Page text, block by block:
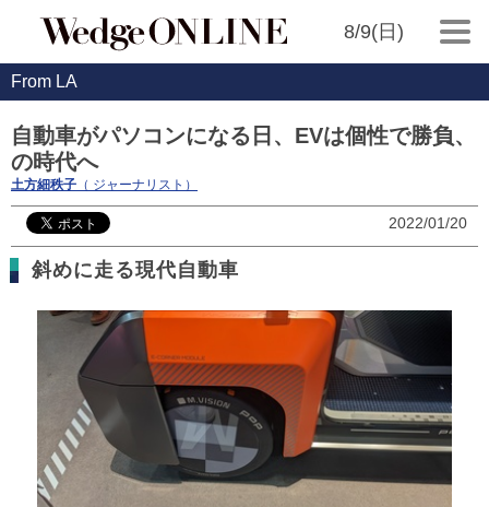
8/9(日)
From LA
自動車がパソコンになる日、EVは個性で勝負、
の時代へ
土方細秩子 （ ジャーナリスト）
2022/01/20
斜めに走る現代自動車